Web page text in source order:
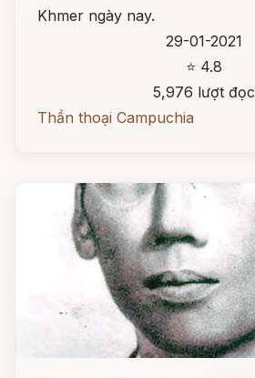
Khmer ngày nay.
29-01-2021
⭐ 4.8
5,976 lượt đọc
Thần thoại Campuchia